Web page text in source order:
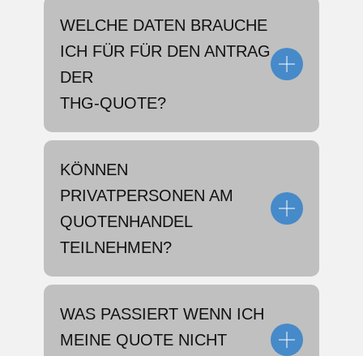
WELCHE DATEN BRAUCHE
ICH FÜR FÜR DEN ANTRAG
DER
THG-QUOTE?
KÖNNEN
PRIVATPERSONEN AM
QUOTENHANDEL
TEILNEHMEN?
WAS PASSIERT WENN ICH
MEINE QUOTE NICHT